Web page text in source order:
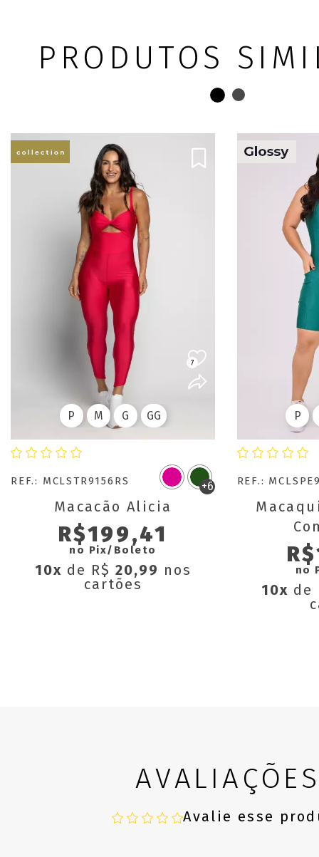
PRODUTOS
7
REF.: MCLSTR9156RS +6
Macacão Alicia
R$199,41
no Pix/Boleto
10x de R$ 20,99 nos
cartões
P M G GG
REF.:
no
10x de
P
Avalie esse